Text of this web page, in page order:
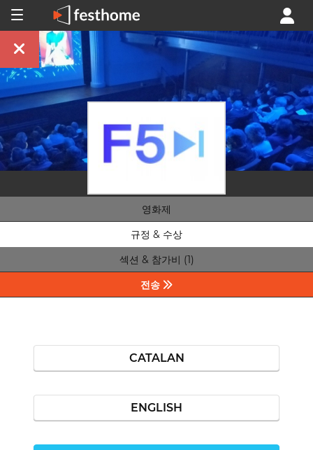
영화제
규정 & 수상
섹션 & 참가비 (1)
전송
CATALAN
ENGLISH